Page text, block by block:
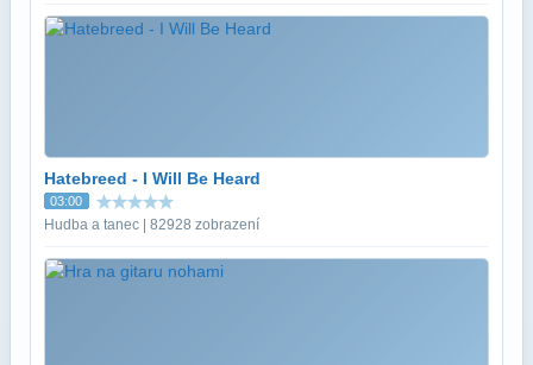
Hatebreed - I Will Be Heard
03:00
Hudba a tanec | 82928 zobrazení